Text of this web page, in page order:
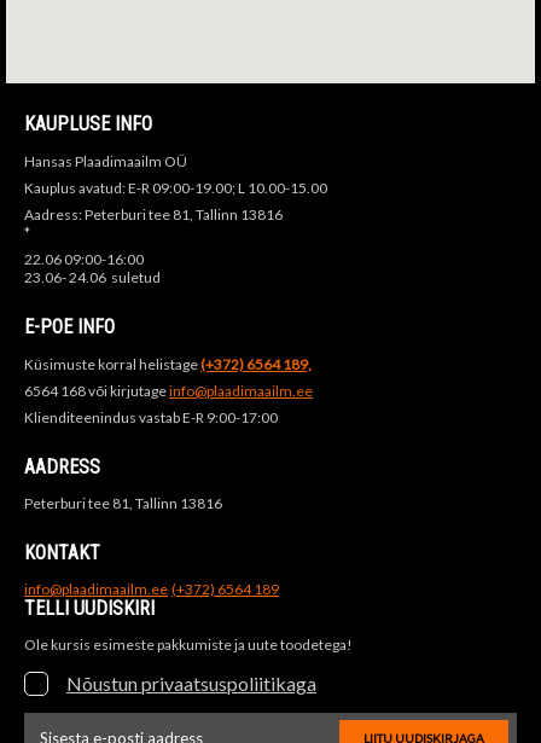
KAUPLUSE INFO
Hansas Plaadimaailm OÜ
Kauplus avatud: E-R 09:00-19.00; L 10.00-15.00
Aadress: Peterburi tee 81, Tallinn 13816
*
22.06 09:00-16:00
23.06- 24.06 suletud
E-POE INFO
Küsimuste korral helistage(+372) 6564 189,
6564 168 või kirjutageinfo@plaadimaailm.ee
Klienditeenindus vastab E-R 9:00-17:00
AADRESS
Peterburi tee 81, Tallinn 13816
KONTAKT
info@plaadimaailm.ee (+372) 6564 189
TELLI UUDISKIRI
Ole kursis esimeste pakkumiste ja uute toodetega!
Nõustun privaatsuspoliitikaga
LIITU UUDISKIRJAGA